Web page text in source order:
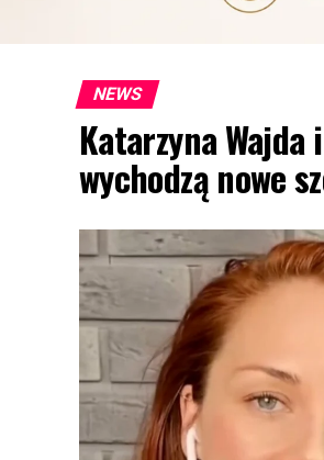
NEWS
Katarzyna Wajda
wychodzą nowe